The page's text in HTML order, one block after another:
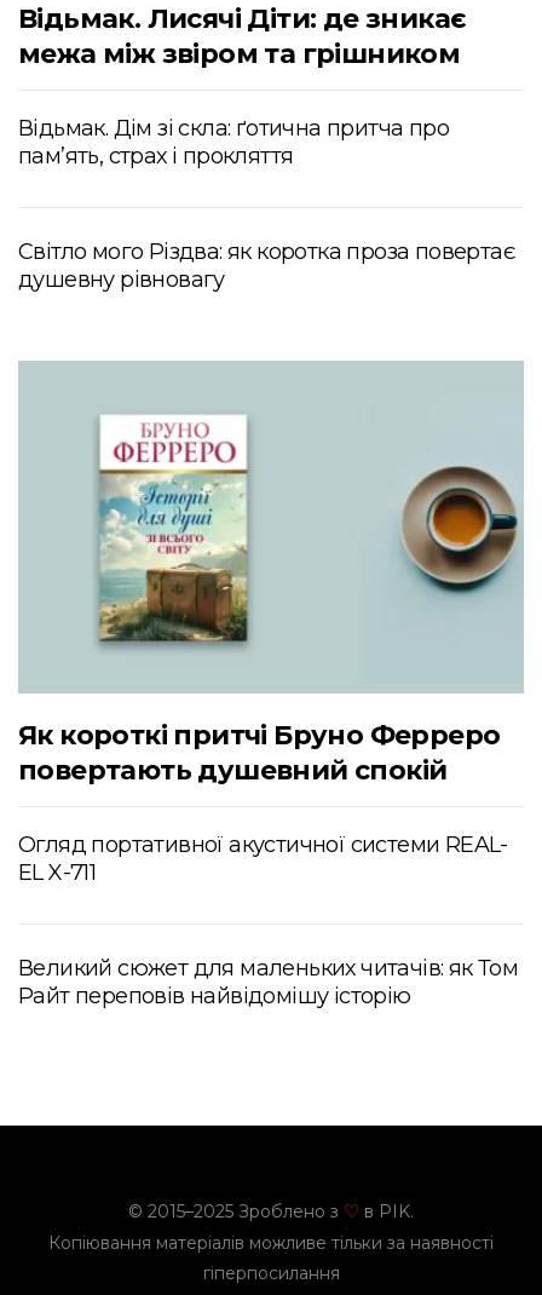
Відьмак. Лисячі Діти: де зникає
межа між звіром та грішником
Відьмак. Дім зі скла: ґотична притча про
пам’ять, страх і прокляття
Світло мого Різдва: як коротка проза повертає
душевну рівновагу
Як короткі притчі Бруно Ферреро
повертають душевний спокій
Огляд портативної акустичної системи REAL-
EL X-711
Великий сюжет для маленьких читачів: як Том
Райт переповів найвідомішу історію
© 2015–2025 Зроблено з ♡ в PIK.
Копіювання матеріалів можливе тільки за наявності
гіперпосилання